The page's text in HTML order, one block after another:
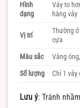
Hình
dạng
Vảy to
hàng vảy
Vị trí
Thường
cựa
Màu sắc
Vàng
Số lượng
Chỉ 1
Lưu ý: Tránh